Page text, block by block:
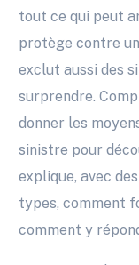
tout ce qui peut
protège contre
exclut aussi des
surprendre.
donner les
sinistre pour
explique, avec
types, comment
comment y